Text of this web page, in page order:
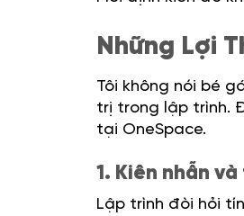
Những Lợi
Tôi không nói bé
trị trong lập trình.
tại OneSpace.
1. Kiên nhẫn
Lập trình đòi hỏi